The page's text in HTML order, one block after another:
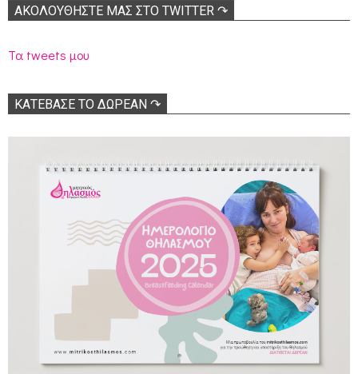
ΑΚΟΛΟΥΘΉΣΤΕ ΜΑΣ ΣΤΟ TWITTER ↷
Τα tweets μου
ΚΑΤΕΒΑΣΕ ΤΟ ΔΩΡΕΑΝ ↷